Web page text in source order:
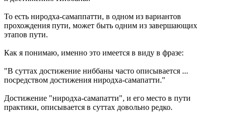
То есть ниродха-самаппатти, в одном из вариантов
прохождения пути, может быть одним из завершающих
этапов пути.
Как я понимаю, именно это имеется в виду в фразе:
"В суттах достижение ниббаны часто описывается ...
посредством достижения ниродха-самапатти."
Достижение "ниродха-самапатти", и его место в пути
практики, описывается в суттах довольно редко.